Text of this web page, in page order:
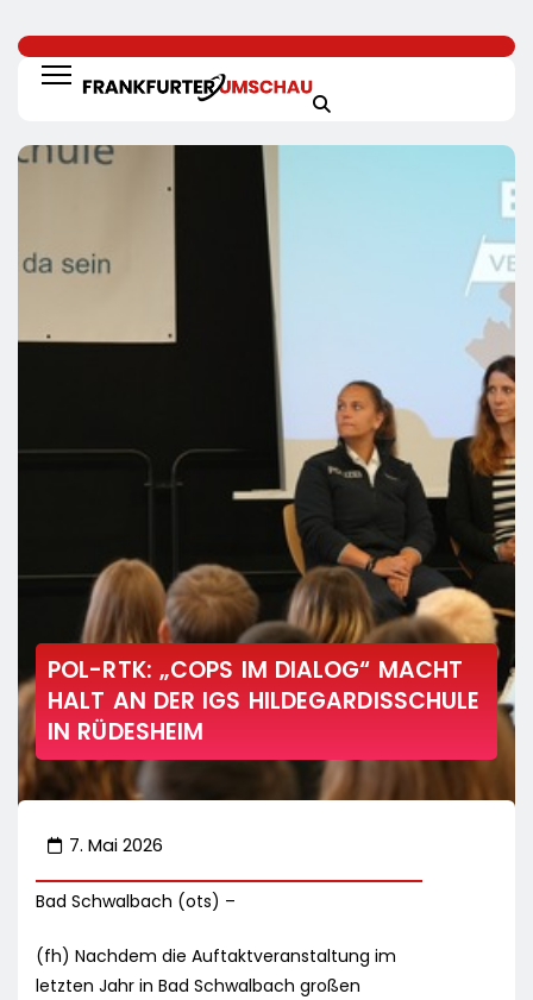
POL-RTK: „COPS IM DIALOG“ MACHT
HALT AN DER IGS HILDEGARDISSCHULE
IN RÜDESHEIM
7. Mai 2026
Bad Schwalbach (ots) –
(fh) Nachdem die Auftaktveranstaltung im
letzten Jahr in Bad Schwalbach großen